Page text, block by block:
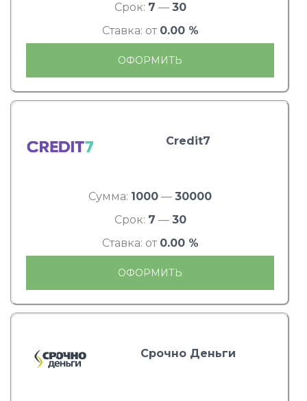
Срок: 7 — 30
Ставка: от 0.00 %
ОФОРМИТЬ
Credit7
Сумма: 1000 — 30000
Срок: 7 — 30
Ставка: от 0.00 %
ОФОРМИТЬ
Срочно Деньги